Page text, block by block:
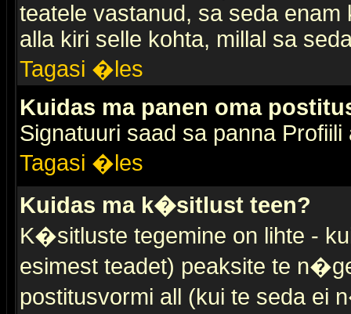
teatele vastanud, sa seda
alla kiri selle kohta, millal sa
Tagasi �les
Kuidas ma panen oma
Signatuuri saad sa panna Profiili
Tagasi �les
Kuidas ma k�sitlust teen?
K�sitluste tegemine on lihte -
esimest teadet) peaksite te
postitusvormi all (kui te seda ei